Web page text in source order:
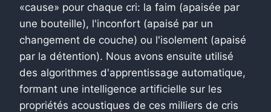
«cause» pour chaque cri: la faim (apaisée par
une bouteille), l'inconfort (apaisé par un
changement de couche) ou l'isolement (apaisé
par la détention). Nous avons ensuite utilisé
des algorithmes d'apprentissage automatique,
formant une intelligence artificielle sur les
propriétés acoustiques de ces milliers de cris